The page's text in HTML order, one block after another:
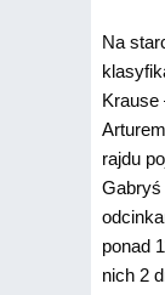
Na
Krause
rajdu
Gabryś
ponad
nich 2